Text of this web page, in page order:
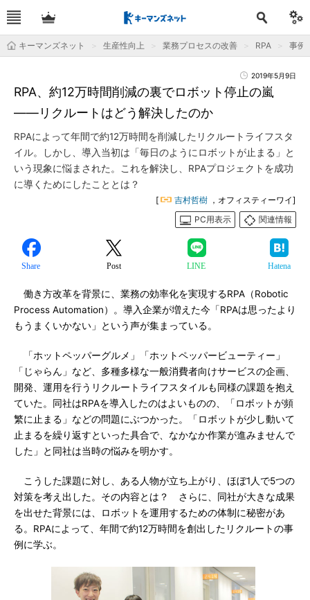
キーマンズネット 生産性向上 業務プロセスの改善 RPA 事例
2019年5月9日
RPA、約12万時間削減の裏でロボット停止の嵐
――リクルートはどう解決したのか
RPAによって年間で約12万時間を削減したリクルートライフスタ
イル。しかし、導入当初は「毎日のようにロボットが止まる」と
いう現象に悩まされた。これを解決し、RPAプロジェクトを成功
に導くためにしたこととは？
[ 吉村哲樹 ，オフィスティーワイ]
PC用表示
関連情報
Share Post LINE Hatena
働き方改革を背景に、業務の効率化を実現するRPA（Robotic
Process Automation）。導入企業が増えた今「RPAは思ったより
もうまくいかない」という声が集まっている。
「ホットペッパーグルメ」「ホットペッパービューティー」
「じゃらん」など、多種多様な一般消費者向けサービスの企画、
開発、運用を行うリクルートライフスタイルも同様の課題を抱え
ていた。同社はRPAを導入したのはよいものの、「ロボットが頻
繁に止まる」などの問題にぶつかった。「ロボットが少し動いて
止まるを繰り返すといった具合で、なかなか作業が進みませんで
した」と同社は当時の悩みを明かす。
こうした課題に対し、ある人物が立ち上がり、ほぼ1人で5つの
対策を考え出した。その内容とは？ さらに、同社が大きな成果
を出せた背景には、ロボットを運用するための体制に秘密があ
る。RPAによって、年間で約12万時間を創出したリクルートの事
例に学ぶ。